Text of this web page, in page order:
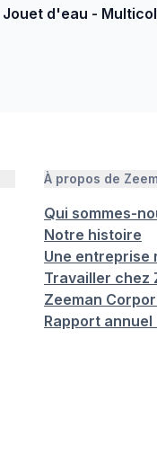
Jouet d'eau -
À propos de
Qui sommes-
Notre histoire
Une entreprise
Travailler chez
Zeeman
Rapport annuel